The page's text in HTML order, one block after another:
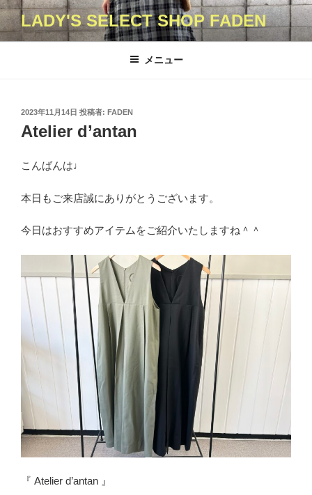
コ
ン
テ
LADY'S SELECT SHOP FADEN
メニュー
投
稿
日:
2023年11月14日 投稿者: FADEN
Atelier d’antan
こんばんは♩
本日もご来店誠にありがとうございます。
今日はおすすめアイテムをご紹介いたしますね＾＾
『 Atelier d’antan 』